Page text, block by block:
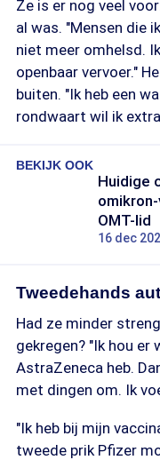
Ze is er nog veel
al was. "Mensen die
niet meer omhelsd.
openbaar vervoer."
buiten. "Ik heb een
rondwaart wil ik
BEKIJK OOK
Huidige
OMT-lid
16 dec
Tweedehands
Had ze minder
gekregen? "Ik hou er
AstraZeneca heb.
met dingen om. Ik
"Ik heb bij mijn
tweede prik Pfizer